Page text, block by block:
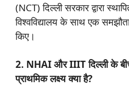
(NCT) दिल्ली सरकार द्वारा
विश्वविद्यालय के साथ एक समझौता
किए।
2. NHAI और IIIT दिल्ली के
प्राथमिक लक्ष्य क्या है?